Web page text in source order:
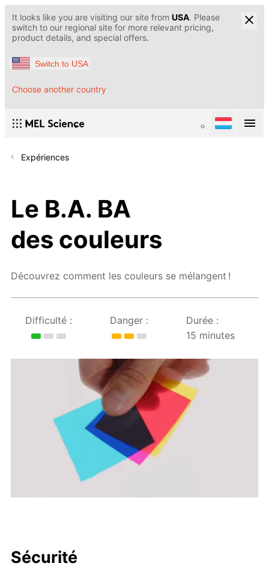
It looks like you are visiting our site from USA. Please
switch to our regional site for more relevant pricing,
product details, and special offers.
Switch to USA
Choose another country
Expériences
Le B.A. BA
des couleurs
Découvrez comment les couleurs se mélangent !
Difficulté : Danger :
Durée :
15 minutes
Sécurité